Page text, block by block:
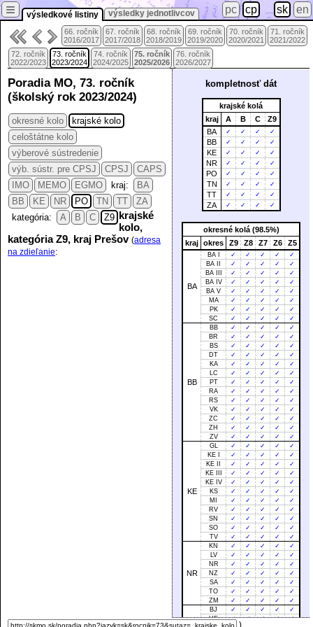
výsledkové listiny výsledky jednotlivcov
≡ pc cp sk en
66. ročník
2016/2017
67. ročník
2017/2018
68. ročník
2018/2019
69. ročník
2019/2020
70. ročník
2020/2021
71. ročník
2021/2022
72. ročník
2022/2023
73. ročník
2023/2024
74. ročník
2024/2025
75. ročník
2025/2026
76. ročník
2026/2027
kompletnosť dát
krajské kolá
kraj
A B C
Z9
BA
✓ ✓ ✓ ✓
BB ✓ ✓ ✓ ✓
KE ✓ ✓ ✓ ✓
NR ✓ ✓ ✓ ✓
PO ✓ ✓ ✓ ✓
TN ✓ ✓ ✓ ✓
TT ✓ ✓ ✓ ✓
ZA ✓ ✓ ✓ ✓
okresné kolá (98.5%)
kraj okres Z9 Z8 Z7 Z6 Z5
BA
BA I ✓ ✓ ✓ ✓
✓
BA II
✓ ✓ ✓ ✓
✓
BA III
✓ ✓ ✓ ✓
✓
BA IV
✓ ✓ ✓ ✓
✓
BA V
✓ ✓ ✓ ✓
✓
MA
✓ ✓ ✓ ✓
✓
PK
✓ ✓ ✓ ✓
✓
SC
✓ ✓ ✓ ✓ ✓
BB
BB ✓ ✓ ✓ ✓
✓
BR
✓ ✓ ✓ ✓
✓
BS
✓ ✓ ✓ ✓
✓
DT
✓ ✓ ✓ ✓
✓
KA
✓ ✓ ✓ ✓
✓
LC
✓ ✓ ✓ ✓
✓
PT
✓ ✓ ✓ ✓
✓
RA
✓ ✓ ✓ ✓
✓
RS
✓ ✓ ✓ ✓
✓
VK
✓ ✓ ✓ ✓
✓
ZC
✓ ✓ ✓ ✓
✓
ZH
✓ ✓ ✓ ✓
✓
ZV
✓ ✓ ✓ ✓ ✓
KE
GL ✓ ✓ ✓ ✓
✓
KE I
✓ ✓ ✓ ✓
✓
KE II
✓ ✓ ✓ ✓
✓
KE III
✓ ✓ ✓ ✓
✓
KE IV
✓ ✓ ✓ ✓
✓
KS
✓ ✓ ✓ ✓
✓
MI
✓ ✓ ✓ ✓
✓
RV
✓ ✓ ✓ ✓
✓
SN
✓ ✓ ✓ ✓
✓
SO
✓ ✓ ✓ ✓
✓
TV
✓ ✓ ✓ ✓ ✓
NR
KN ✓ ✓ ✓ ✓
✓
LV
✓ ✓ ✓ ✓
✓
NR
✓ ✓ ✓ ✓
✓
NZ
✓ ✓ ✓ ✓
✓
SA
✓ ✓ ✓ ✓
✓
TO
✓ ✓ ✓ ✓
✓
ZM
✓ ✓ ✓ ✓
✓
BJ
✓ ✓ ✓ ✓
✓
HE
✓ ✓ ✓ ✓
✓
Poradia MO, 73. ročník
(školský rok 2023/2024)
okresné kolo
krajské kolo
celoštátne kolo
výberové sústredenie
výb. sústr. pre CPSJ
CPSJ
CAPS
IMO
MEMO EGMO kraj:
BA
BB
KE NR PO TN TT
ZA
kategória:
A B C Z9 krajské
kolo,
kategória Z9, kraj Prešov (adresa
na zdieľanie: